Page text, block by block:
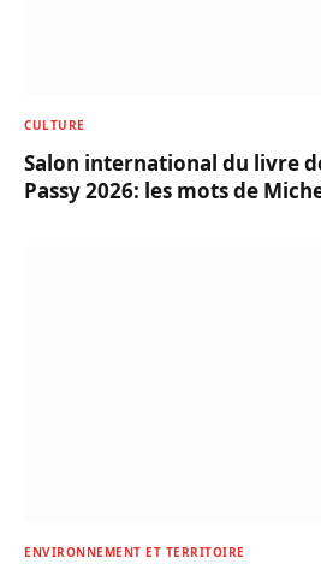
CULTURE
Salon international du livre
Passy 2026: les mots de
ENVIRONNEMENT ET TERRITOIRE